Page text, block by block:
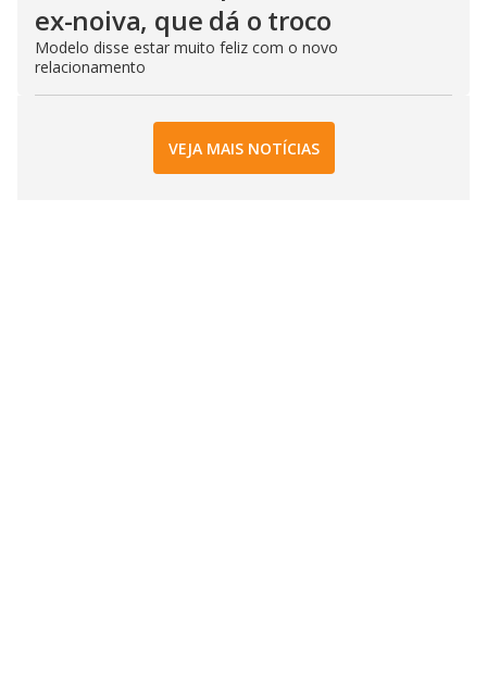
ex-noiva, que dá o troco
Modelo disse estar muito feliz com o novo
relacionamento
VEJA MAIS NOTÍCIAS